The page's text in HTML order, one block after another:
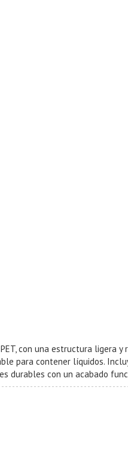
con una estructura ligera
para contener líquidos.
durables con un acabado